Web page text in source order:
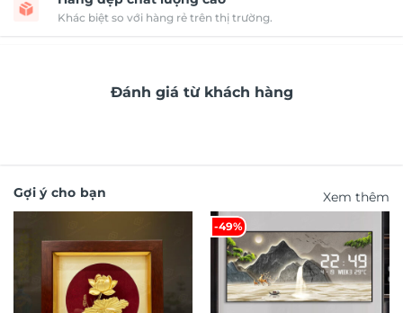
Khác biệt so với hàng rẻ trên thị trường.
Đánh giá từ khách hàng
Gợi ý cho bạn Xem thêm
-49%